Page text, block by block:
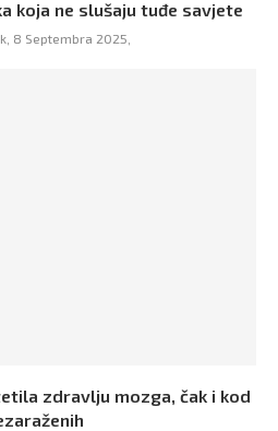
koja ne slušaju tuđe savjete
8 Septembra 2025,
zdravlju mozga, čak i kod